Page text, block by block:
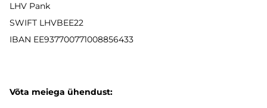
LHV Pank
SWIFT LHVBEE22
IBAN EE937700771008856433
Võta meiega ühendust: